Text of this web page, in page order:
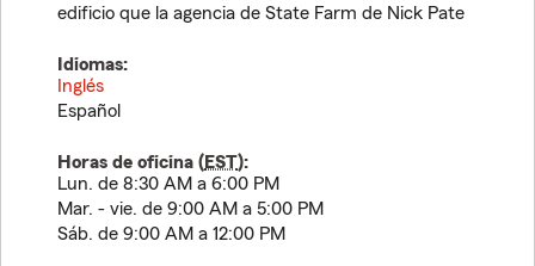
edificio que la agencia de State Farm de Nick Pate
Idiomas:
Inglés
Español
Horas de oficina (EST):
Lun. de 8:30 AM a 6:00 PM
Mar. - vie. de 9:00 AM a 5:00 PM
Sáb. de 9:00 AM a 12:00 PM